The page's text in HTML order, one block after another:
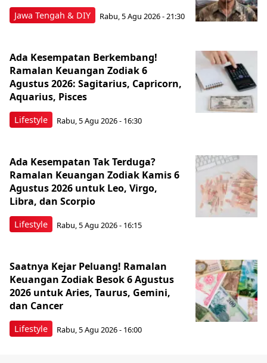
Jawa Tengah & DIY Rabu, 5 Agu 2026 - 21:30
Lifestyle
Ada Kesempatan Berkembang!
Ramalan Keuangan Zodiak 6
Agustus 2026: Sagitarius, Capricorn,
Aquarius, Pisces
Rabu, 5 Agu 2026 - 16:30
Lifestyle
Ada Kesempatan Tak Terduga?
Ramalan Keuangan Zodiak Kamis 6
Agustus 2026 untuk Leo, Virgo,
Libra, dan Scorpio
Rabu, 5 Agu 2026 - 16:15
Lifestyle
Saatnya Kejar Peluang! Ramalan
Keuangan Zodiak Besok 6 Agustus
2026 untuk Aries, Taurus, Gemini,
dan Cancer
Rabu, 5 Agu 2026 - 16:00